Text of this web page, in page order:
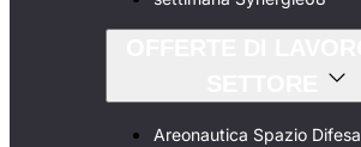
Areonautica Spazio Difesa